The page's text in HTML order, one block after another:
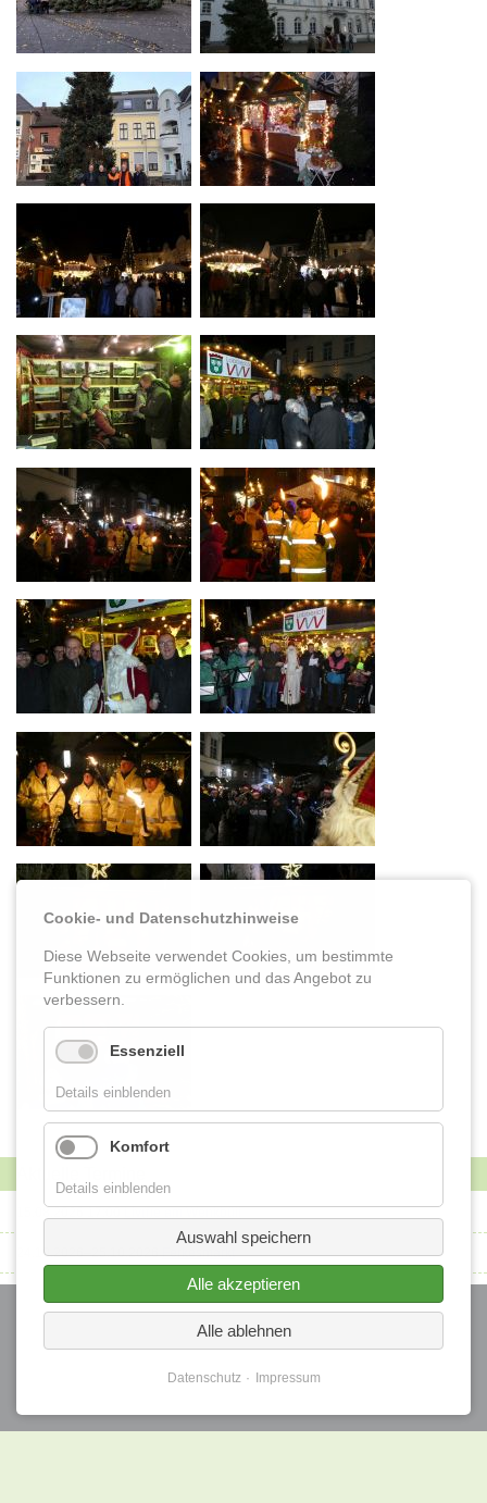
15.08.2026 17:00 Liv(f)e am Wenkbüll
24.10.2026–25.10.2026 Ferkesmarkt
überspringen
Startseite
Datenschutz
Cookie- und Datenschutzhinweise
Diese Webseite verwendet Cookies, um bestimmte
Funktionen zu ermöglichen und das Angebot zu
verbessern.
Essenziell
Details einblenden
Komfort
Details einblenden
Auswahl speichern
Alle akzeptieren
Alle ablehnen
Datenschutz Impressum